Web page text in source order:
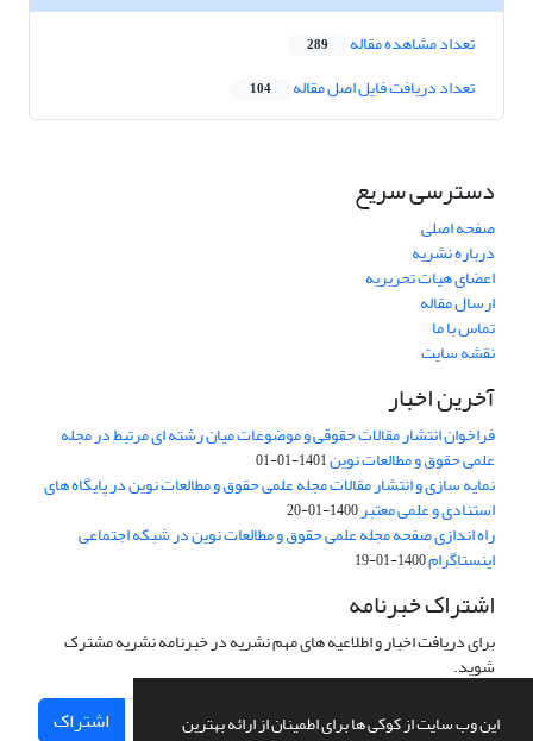
این وب سایت از کوکی ها برای اطمینان از ارائه بهترین
تعداد مشاهده مقاله 289
تعداد دریافت فایل اصل مقاله 104
دسترسی سریع
صفحه اصلی
درباره نشریه
اعضای هیات تحریریه
ارسال مقاله
تماس با ما
نقشه سایت
آخرین اخبار
فراخوان انتشار مقالات حقوقی و موضوعات میان رشته ای مرتبط در مجله
علمی حقوق و مطالعات نوین1401-01-01
نمایه سازی و انتشار مقالات مجله علمی حقوق و مطالعات نوین در پایگاه های
استنادی و علمی معتبر1400-01-20
راه اندازی صفحه مجله علمی حقوق و مطالعات نوین در شبکه اجتماعی
اینستاگرام1400-01-19
اشتراک خبرنامه
برای دریافت اخبار و اطلاعیه های مهم نشریه در خبرنامه نشریه مشترک
شوید.
اشتراک